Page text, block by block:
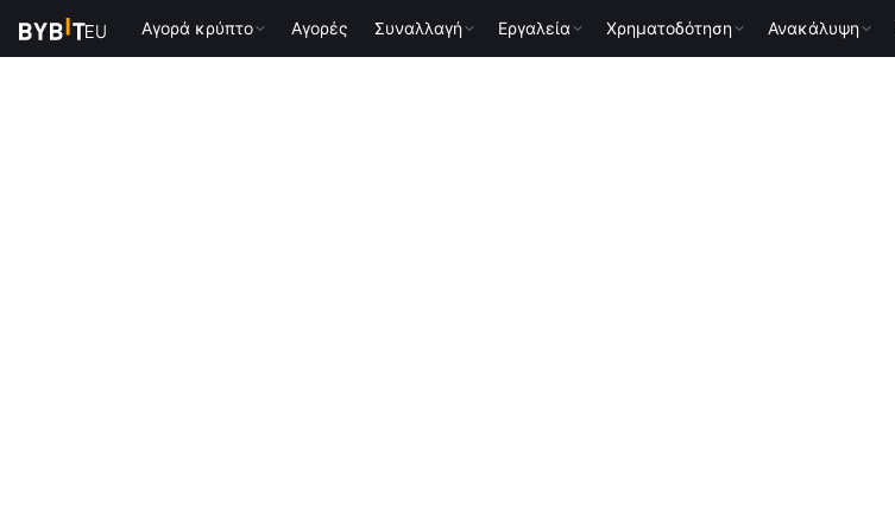
Αγορά κρύπτο Αγορές Συναλλαγή Εργαλεία Χρηματοδότηση Ανακάλυψη